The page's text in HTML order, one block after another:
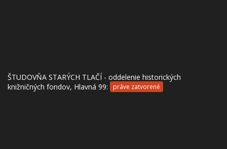
ŠTUDOVŇA STARÝCH TLAČÍ - oddelenie historických
knižničných fondov, Hlavná 99:
práve zatvorené